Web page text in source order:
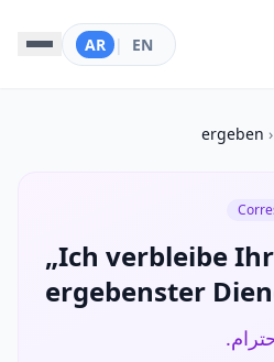
EN
|
AR
‹
ergeben
„Ich verbleibe Ihr
ergebenster